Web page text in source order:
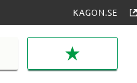
KAGON.SE